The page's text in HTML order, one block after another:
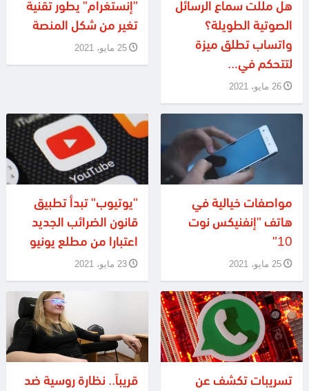
هل مللت سماع الرسائل
الصوتية الطويلة؟
واتساب تطلق ميزة
لتتحكم في...
26 مايو، 2021
"إنستغرام" يطور تقنية
تغير من شكل المنصة
25 مايو، 2021
مواصفات خيالية في
هاتف "إنفنيكس نوت
10"
25 مايو، 2021
"يوتيوب" تبدأ تطبيق
قانون الضرائب الجديد
اعتبارا من مطلع يونيو
23 مايو، 2021
تسريبات تكشف عن
قريباً.. نظارة روسية ضد